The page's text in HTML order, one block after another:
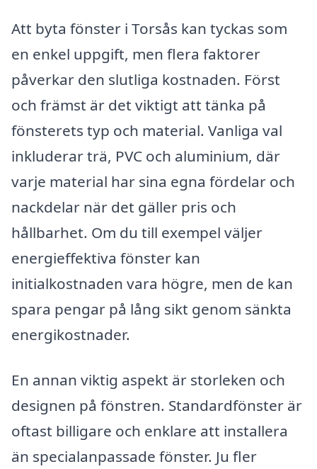
Att byta fönster i Torsås kan tyckas som
en enkel uppgift, men flera faktorer
påverkar den slutliga kostnaden. Först
och främst är det viktigt att tänka på
fönsterets typ och material. Vanliga val
inkluderar trä, PVC och aluminium, där
varje material har sina egna fördelar och
nackdelar när det gäller pris och
hållbarhet. Om du till exempel väljer
energieffektiva fönster kan
initialkostnaden vara högre, men de kan
spara pengar på lång sikt genom sänkta
energikostnader.
En annan viktig aspekt är storleken och
designen på fönstren. Standardfönster är
oftast billigare och enklare att installera
än specialanpassade fönster. Ju fler